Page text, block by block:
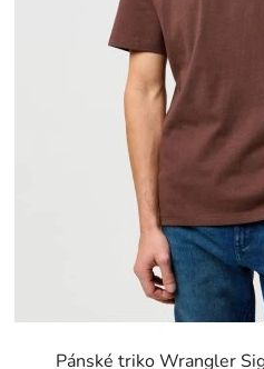
Pánské triko Wrangler